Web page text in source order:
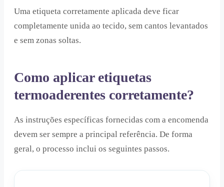
Uma etiqueta corretamente aplicada deve ficar
completamente unida ao tecido, sem cantos levantados
e sem zonas soltas.
Como aplicar etiquetas
termoaderentes corretamente?
As instruções específicas fornecidas com a encomenda
devem ser sempre a principal referência. De forma
geral, o processo inclui os seguintes passos.